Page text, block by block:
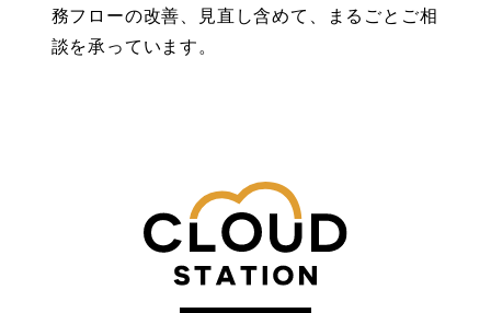
務フローの改善、見直し含めて、まるごとご相
談を承っています。